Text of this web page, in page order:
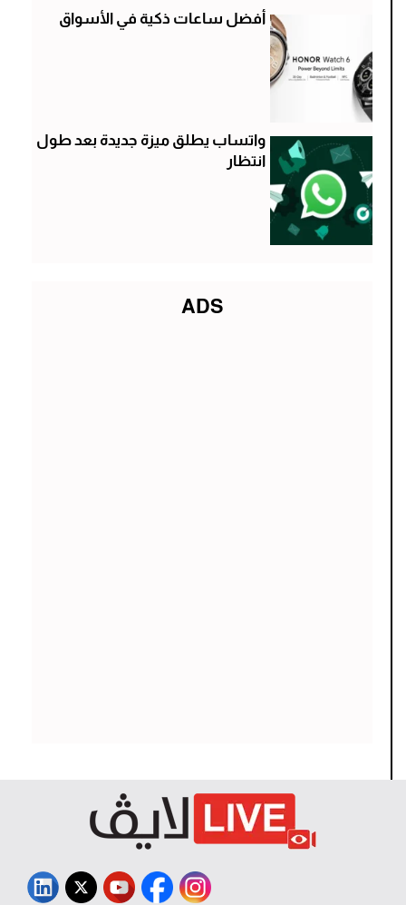
أفضل ساعات ذكية في الأسواق
واتساب يطلق ميزة جديدة بعد طول
انتظار
ADS